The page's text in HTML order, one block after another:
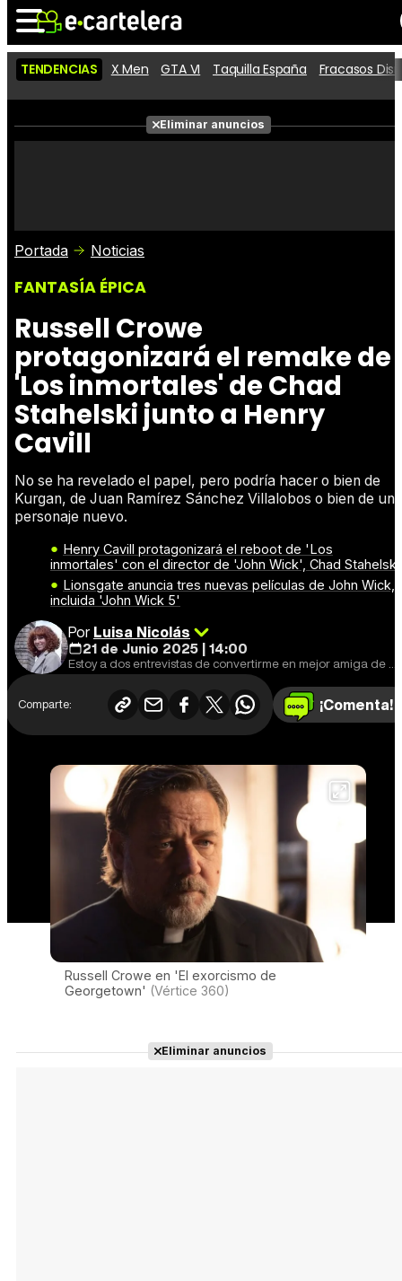
Noticias Cartelera
Películas
Críticas
TENDENCIAS X Men GTA VI Taquilla España Fracasos
Eliminar anuncios
Portada Noticias
FANTASÍA ÉPICA
Russell Crowe
protagonizará el remake de
'Los inmortales' de Chad
Stahelski junto a Henry
Cavill
No se ha revelado el papel, pero podría hacer o bien de
Kurgan, de Juan Ramírez Sánchez Villalobos o bien de un
personaje nuevo.
Henry Cavill protagonizará el reboot de 'Los
inmortales' con el director de 'John Wick', Chad Stahelski
Lionsgate anuncia tres nuevas películas de John Wick,
incluida 'John Wick 5'
PorLuisa Nicolás
21 de Junio 2025 | 14:00
Estoy a dos entrevistas de convertirme en mejor amiga de Shyamalan.
Comparte: ¡Comenta!
Russell Crowe en 'El exorcismo de
Georgetown' (Vértice 360)
Eliminar anuncios